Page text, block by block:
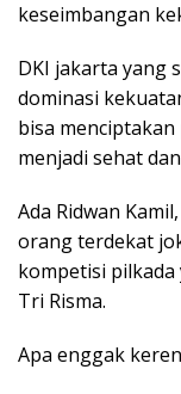
keseimbangan
DKI jakarta yang
dominasi
bisa
menjadi sehat
Ada Ridwan
orang terdekat
kompetisi pilkada
Tri Risma.
Apa enggak